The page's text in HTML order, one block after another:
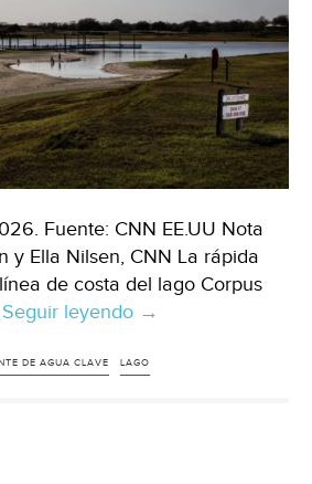
Fuente: CNN EE.UU Nota
y Ella Nilsen, CNN La rápida
de costa del lago Corpus
Seguir leyendo Internacional-
ciudad
→
DE AGUA CLAVE LAGO